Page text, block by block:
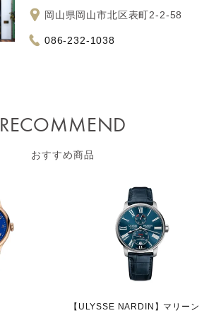
岡山県岡山市北区表町2-2-58
086-232-1038
RECOMMEND
おすすめ商品
【ULYSSE NARDIN】マリーン